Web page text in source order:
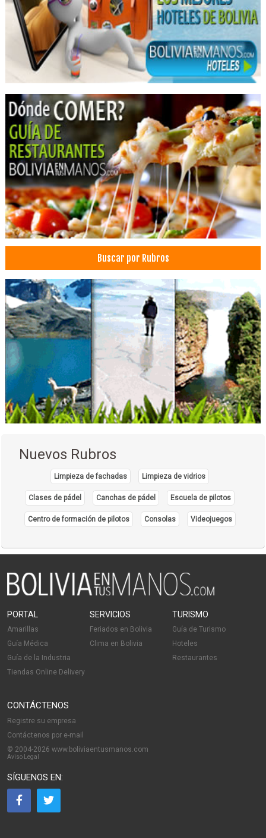
Médicos Nutricionistas
Nutrición
Acné
Cuidados de la piel
Limpieza facial
Rejuvenecimiento facial
Retiro de verrugas
Rellenos faciales
Tratamientos de rejuvenecimiento facial
Tratamientos para la piel
Belleza Integral
Centros de Belleza
Cosmetología
Cortes de cabello
Institutos de Capacitación
Manicura
Maquillaje
Manicure y Pedicure
Maquillaje artístico
Maquillaje de novias
Manicure
Maquillaje Profesional
Peluquerías
Pintado de Uñas
Peinados
Salón de Uñas
Salones de Belleza
Centro Médico de Estética
Dermatólogo - Pediatría
Estética Integral
Estética Corporal
Médicos Cirujanos Pediátricos
Buscar por Rubros
Nuevos Rubros
Limpieza de fachadas Limpieza de vidrios
Clases de pádel Canchas de pádel Escuela de pilotos
Centro de formación de pilotos Consolas Videojuegos
PORTAL
Amarillas
Guía Médica
Guía de la Industria
Tiendas Online Delivery
SERVICIOS
Feriados en Bolivia
Clima en Bolivia
TURISMO
Guía de Turismo
Hoteles
Restaurantes
CONTÁCTENOS
Registre su empresa
Contáctenos por e-mail
© 2004-2026 www.boliviaentusmanos.com
Aviso Legal
SÍGUENOS EN: